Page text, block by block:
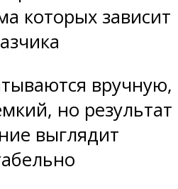
которых зависит
вручную,
но результат
выглядит